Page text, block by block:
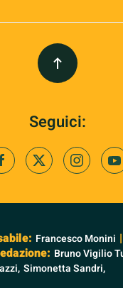
Seguici:
Francesco Monini
Bruno Vigilio
Simonetta Sandri,